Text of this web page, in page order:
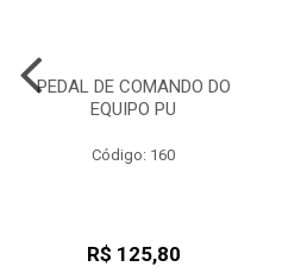
PEDAL DE COMANDO DO
EQUIPO PU
Código: 160
R$ 125,80